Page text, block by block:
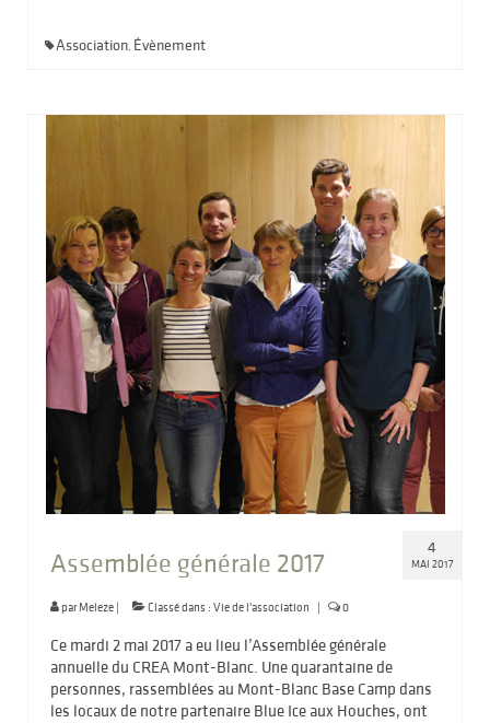
Association, Évènement
4
MAI 2017
Assemblée générale 2017
parMeleze | Classé dans : Vie de l'association | 0
Ce mardi 2 mai 2017 a eu lieu l’Assemblée générale
annuelle du CREA Mont-Blanc. Une quarantaine de
personnes, rassemblées au Mont-Blanc Base Camp dans
les locaux de notre partenaire Blue Ice aux Houches, ont